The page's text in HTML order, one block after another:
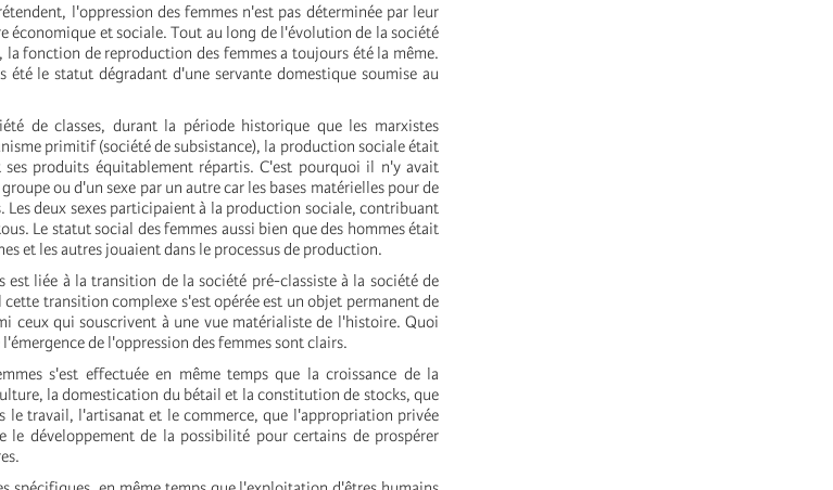
l'oppression des femmes n'est pas déterminée par leur
économique et sociale. Tout au long de l'évolution de la société
la fonction de reproduction des femmes a toujours été la même.
le statut dégradant d'une servante domestique soumise au
de classes, durant la période historique que les marxistes
primitif (société de subsistance), la production sociale était
produits équitablement répartis. C'est pourquoi il n'y avait
ou d'un sexe par un autre car les bases matérielles pour de
Les deux sexes participaient à la production sociale, contribuant
Le statut social des femmes aussi bien que des hommes était
et les autres jouaient dans le processus de production.
est liée à la transition de la société pré-classiste à la société de
cette transition complexe s'est opérée est un objet permanent de
ceux qui souscrivent à une vue matérialiste de l'histoire. Quoi
de l'oppression des femmes sont clairs.
s'est effectuée en même temps que la croissance de la
la domestication du bétail et la constitution de stocks, que
le travail, l'artisanat et le commerce, que l'appropriation privée
développement de la possibilité pour certains de prospérer